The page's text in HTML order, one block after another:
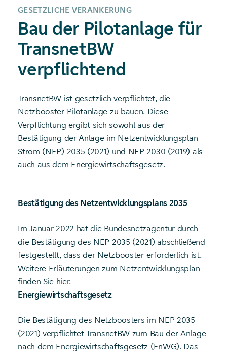
GESETZLICHE VERANKERUNG
Bau der Pilotanlage für
TransnetBW
verpflichtend
TransnetBW ist gesetzlich verpflichtet, die
Netzbooster-Pilotanlage zu bauen. Diese
Verpflichtung ergibt sich sowohl aus der
Bestätigung der Anlage im Netzentwicklungsplan
Strom (NEP) 2035 (2021) und NEP 2030 (2019) als
auch aus dem Energiewirtschaftsgesetz.
Bestätigung des Netzentwicklungsplans 2035
Im Januar 2022 hat die Bundesnetzagentur durch
die Bestätigung des NEP 2035 (2021) abschließend
festgestellt, dass der Netzbooster erforderlich ist.
Weitere Erläuterungen zum Netzentwicklungsplan
finden Sie hier.
Energiewirtschaftsgesetz
Die Bestätigung des Netzboosters im NEP 2035
(2021) verpflichtet TransnetBW zum Bau der Anlage
nach dem Energiewirtschaftsgesetz (EnWG). Das